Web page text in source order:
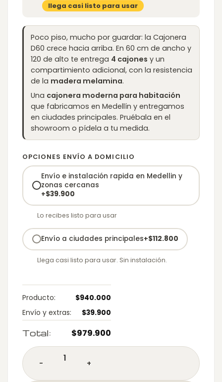
llega casi listo para usar
Poco piso, mucho por guardar: la Cajonera
D60 crece hacia arriba. En 60 cm de ancho y
120 de alto te entrega 4 cajones y un
compartimiento adicional, con la resistencia
de la madera melamina.
Una cajonera moderna para habitación
que fabricamos en Medellín y entregamos
en ciudades principales. Pruébala en el
showroom o pídela a tu medida.
OPCIONES ENVÍO A DOMICILIO
Envío e instalación rapida en Medellin y
zonas cercanas
+$39.900
Lo recibes listo para usar
Envío a ciudades principales+$112.800
Llega casi listo para usar. Sin instalación.
Producto: $940.000
Envío y extras:
$39.900
Total: $979.900
CAJONERA D60 cantidad